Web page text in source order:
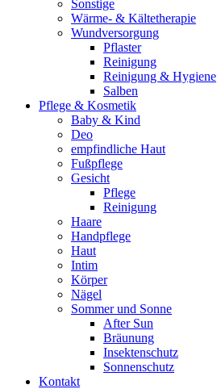
Sonstige
Wärme- & Kältetherapie
Wundversorgung
Pflaster
Reinigung
Reinigung & Hygiene
Salben
Pflege & Kosmetik
Baby & Kind
Deo
empfindliche Haut
Fußpflege
Gesicht
Pflege
Reinigung
Haare
Handpflege
Haut
Intim
Körper
Nägel
Sommer und Sonne
After Sun
Bräunung
Insektenschutz
Sonnenschutz
Kontakt